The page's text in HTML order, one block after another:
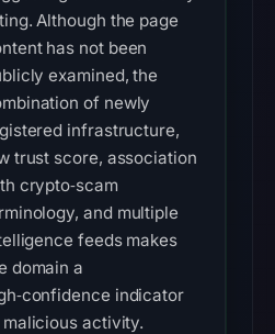
Although the page
has not been
examined, the
of newly
infrastructure,
trust score, association
crypto‑scam
and multiple
feeds makes
domain a
indicator
activity.